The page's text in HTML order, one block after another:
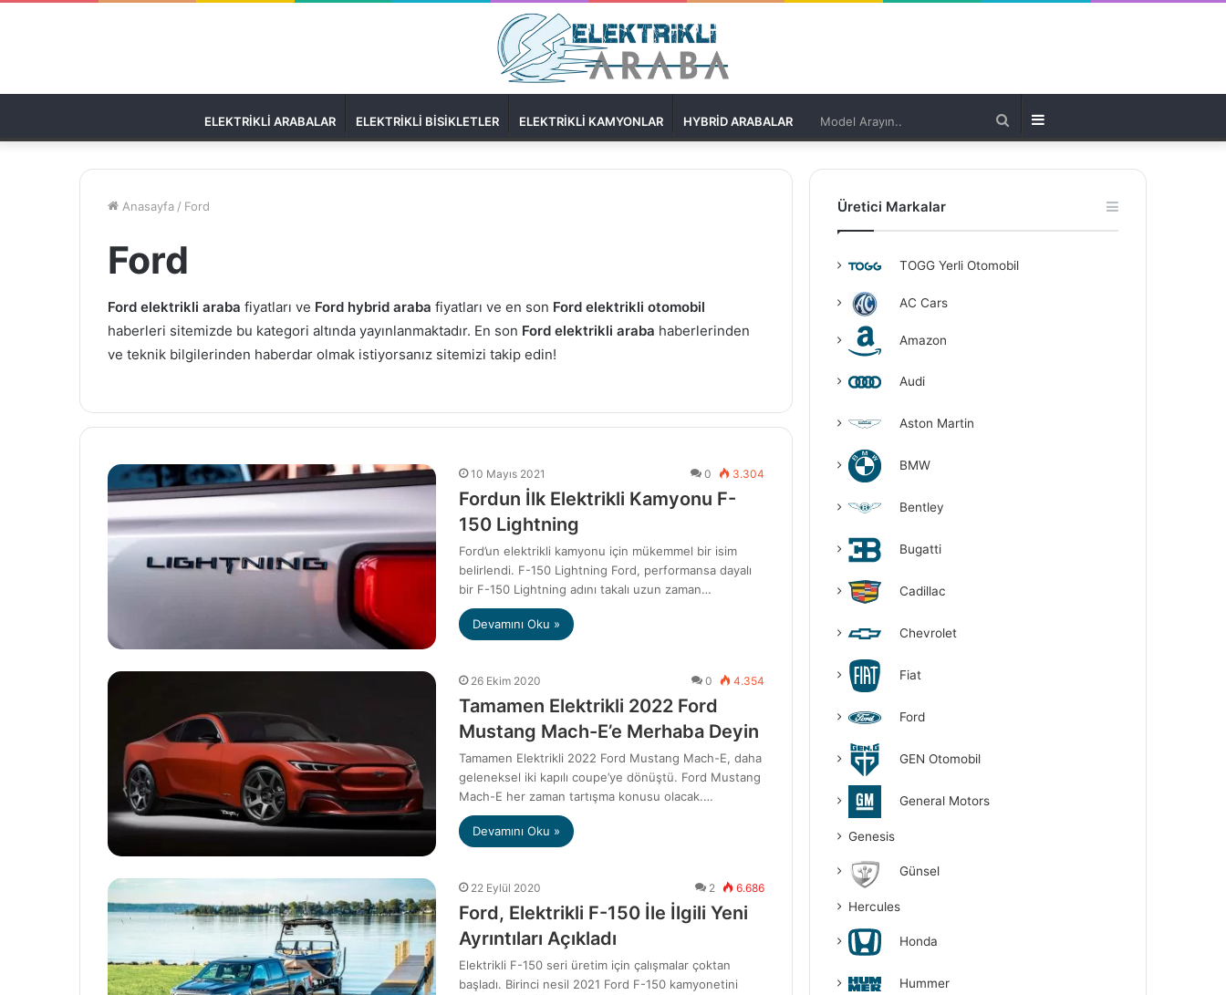
ELEKTRIKLI ARABALAR ELEKTRIKLI BISIKLETLER ELEKTRIKLI KAMYONLAR HYBRID ARABALAR Model
Arayın..
Anasayfa / Ford
Ford
Ford elektrikli araba fiyatları ve Ford hybrid araba fiyatları ve en son Ford elektrikli otomobil
haberleri sitemizde bu kategori altında yayınlanmaktadır. En son Ford elektrikli araba haberlerinden
ve teknik bilgilerinden haberdar olmak istiyorsanız sitemizi takip edin!
10 Mayıs 2021 0 3.304
Fordun İlk Elektrikli Kamyonu F-
150 Lightning
Ford’un elektrikli kamyonu için mükemmel bir isim
belirlendi. F-150 Lightning Ford, performansa dayalı
bir F-150 Lightning adını takalı uzun zaman…
Devamını Oku »
26 Ekim 2020 0 4.354
Tamamen Elektrikli 2022 Ford
Mustang Mach-E’e Merhaba Deyin
Tamamen Elektrikli 2022 Ford Mustang Mach-E, daha
geleneksel iki kapılı coupe’ye dönüştü. Ford Mustang
Mach-E her zaman tartışma konusu olacak.…
Devamını Oku »
22 Eylül 2020 2 6.686
Ford, Elektrikli F-150 İle İlgili Yeni
Ayrıntıları Açıkladı
Elektrikli F-150 seri üretim için çalışmalar çoktan
başladı. Birinci nesil 2021 Ford F-150 kamyonetini
Üretici Markalar
TOGG Yerli Otomobil
AC Cars
Amazon
Audi
Aston Martin
BMW
Bentley
Bugatti
Cadillac
Chevrolet
Fiat
Ford
GEN Otomobil
General Motors
Genesis
Günsel
Hercules
Honda
Hummer